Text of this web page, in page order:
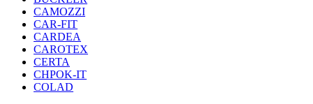
CAMOZZI
CAR-FIT
CARDEA
CAROTEX
CERTA
CHPOK-IT
COLAD